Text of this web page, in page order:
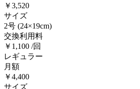
￥3,520
サイズ
2号 (24×19cm)
交換利用料
￥1,100 /回
レギュラー
月額
￥4,400
サイズ